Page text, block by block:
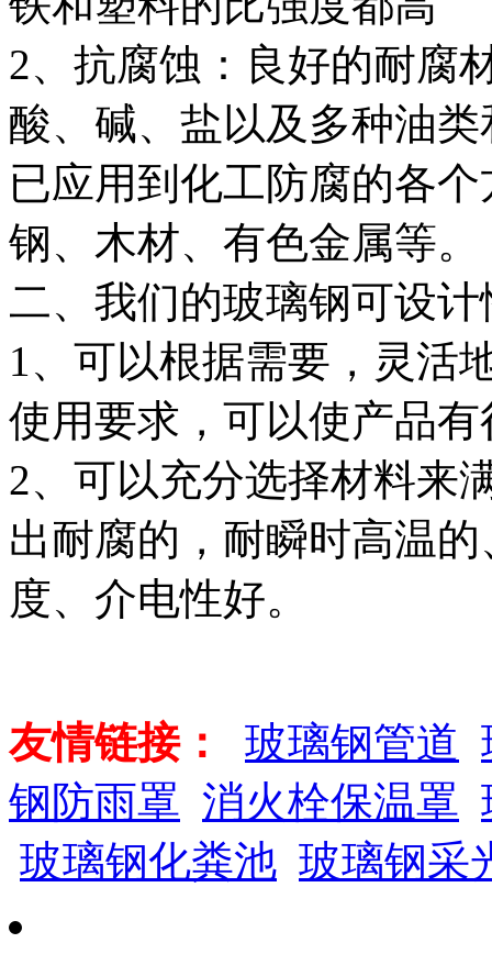
2、抗腐蚀：良好的耐腐
酸、碱、盐以及多种油
已应用到化工防腐的各
钢、木材、有色金属等。
二、我们的玻璃钢可设计
1、可以根据需要，灵活
使用要求，可以使产品
2、可以充分选择材料来
出耐腐的，耐瞬时高温
度、介电性好。
友情链接： 玻璃钢管道
钢防雨罩 消火栓保温罩
玻璃钢化粪池 玻璃钢采